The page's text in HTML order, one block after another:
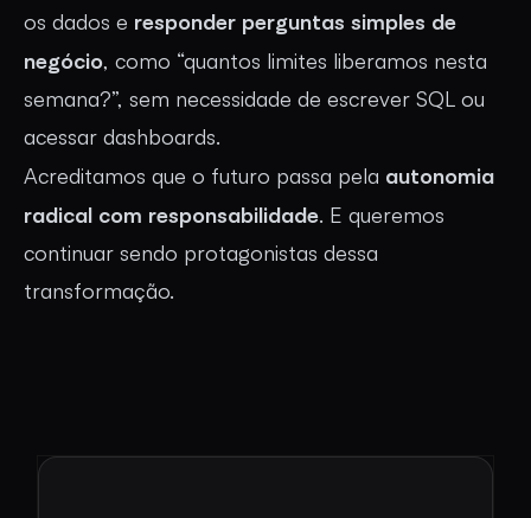
os dados e responder perguntas simples de
negócio, como “quantos limites liberamos nesta
semana?”, sem necessidade de escrever SQL ou
acessar dashboards.
Acreditamos que o futuro passa pela autonomia
radical com responsabilidade. E queremos
continuar sendo protagonistas dessa
transformação.